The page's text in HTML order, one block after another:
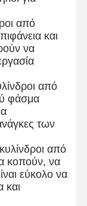
από
και
να
από
φάσμα
των
από
κοπούν, να
εύκολο να
και